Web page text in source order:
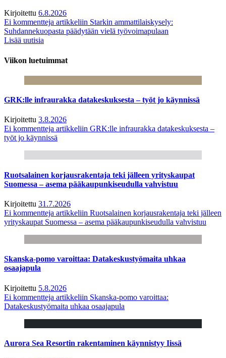
Kirjoitettu 6.8.2026
Ei kommentteja artikkeliin Starkin ammattilaiskysely:
Suhdannekuopasta päädytään vielä työvoimapulaan
Lisää uutisia
Viikon luetuimmat
GRK:lle infraurakka datakeskuksesta – työt jo käynnissä
Kirjoitettu 3.8.2026
Ei kommentteja artikkeliin GRK:lle infraurakka datakeskuksesta –
työt jo käynnissä
Ruotsalainen korjausrakentaja teki jälleen yrityskaupat
Suomessa – asema pääkaupunkiseudulla vahvistuu
Kirjoitettu 31.7.2026
Ei kommentteja artikkeliin Ruotsalainen korjausrakentaja teki jälleen
yrityskaupat Suomessa – asema pääkaupunkiseudulla vahvistuu
Skanska-pomo varoittaa: Datakeskustyömaita uhkaa
osaajapula
Kirjoitettu 5.8.2026
Ei kommentteja artikkeliin Skanska-pomo varoittaa:
Datakeskustyömaita uhkaa osaajapula
Aurora Sea Resortin rakentaminen käynnistyy Iissä